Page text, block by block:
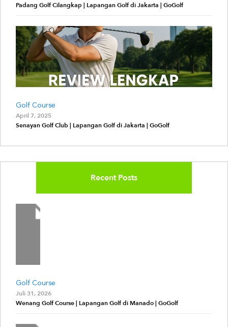
Padang Golf Cilangkap | Lapangan Golf di Jakarta | GoGolf
Golf Course
April 7, 2025
Senayan Golf Club | Lapangan Golf di Jakarta | GoGolf
Recent Posts
Golf Course
Juli 31, 2026
Wenang Golf Course | Lapangan Golf di Manado | GoGolf